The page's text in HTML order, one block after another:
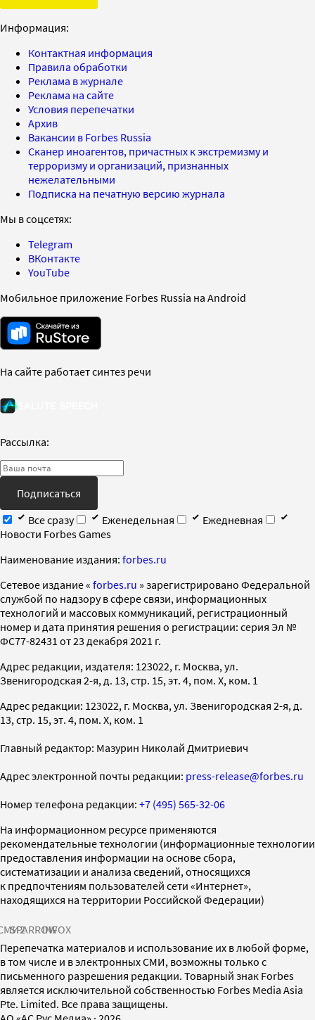
Информация:
Контактная информация
Правила обработки
Реклама в журнале
Реклама на сайте
Условия перепечатки
Архив
Вакансии в Forbes Russia
Сканер иноагентов, причастных к экстремизму и
терроризму и организаций, признанных
нежелательными
Подписка на печатную версию журнала
Мы в соцсетях:
Telegram
ВКонтакте
YouTube
Мобильное приложение Forbes Russia на Android
На сайте работает синтез речи
Рассылка:
Подписаться
Все сразу
Еженедельная
Ежедневная
Новости Forbes Games
Наименование издания: forbes.ru
Cетевое издание « forbes.ru » зарегистрировано Федеральной
службой по надзору в сфере связи, информационных
технологий и массовых коммуникаций, регистрационный
номер и дата принятия решения о регистрации: серия Эл №
ФС77-82431 от 23 декабря 2021 г.
Адрес редакции, издателя: 123022, г. Москва, ул.
Звенигородская 2-я, д. 13, стр. 15, эт. 4, пом. X, ком. 1
Адрес редакции: 123022, г. Москва, ул. Звенигородская 2-я, д.
13, стр. 15, эт. 4, пом. X, ком. 1
Главный редактор: Мазурин Николай Дмитриевич
Адрес электронной почты редакции: press-release@forbes.ru
Номер телефона редакции: +7 (495) 565-32-06
На информационном ресурсе применяются
рекомендательные технологии (информационные технологии
предоставления информации на основе сбора,
систематизации и анализа сведений, относящихся
к предпочтениям пользователей сети «Интернет»,
находящихся на территории Российской Федерации)
SPARROWINFOX
Перепечатка материалов и использование их в любой форме,
в том числе и в электронных СМИ, возможны только с
письменного разрешения редакции. Товарный знак Forbes
является исключительной собственностью Forbes Media Asia
Pte. Limited. Все права защищены.